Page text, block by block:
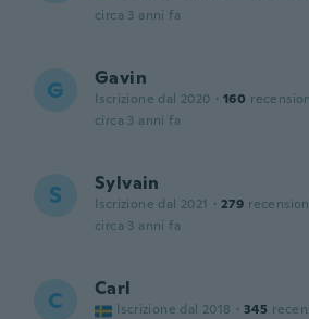
circa 3 anni fa
G Gavin
Iscrizione dal 2020 · 160
circa 3 anni fa
S Sylvain
Iscrizione dal 2021 · 279
circa 3 anni fa
C Carl
Iscrizione dal 2018 · 345